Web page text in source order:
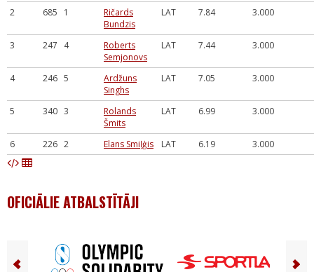
2 685 1
Ričards
Bundzis
LAT 7.84 3.000
3 247 4
Roberts
Semjonovs
LAT 7.44 3.000
4 246 5
Ardžuns
Singhs
LAT 7.05 3.000
5 340 3
Rolands
Šmits
LAT 6.99 3.000
6 226 2 Elans Smiļģis LAT 6.19 3.000
OFICIĀLIE ATBALSTĪTĀJI